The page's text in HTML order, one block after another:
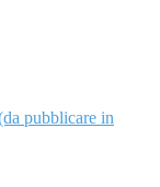
pubblicare in